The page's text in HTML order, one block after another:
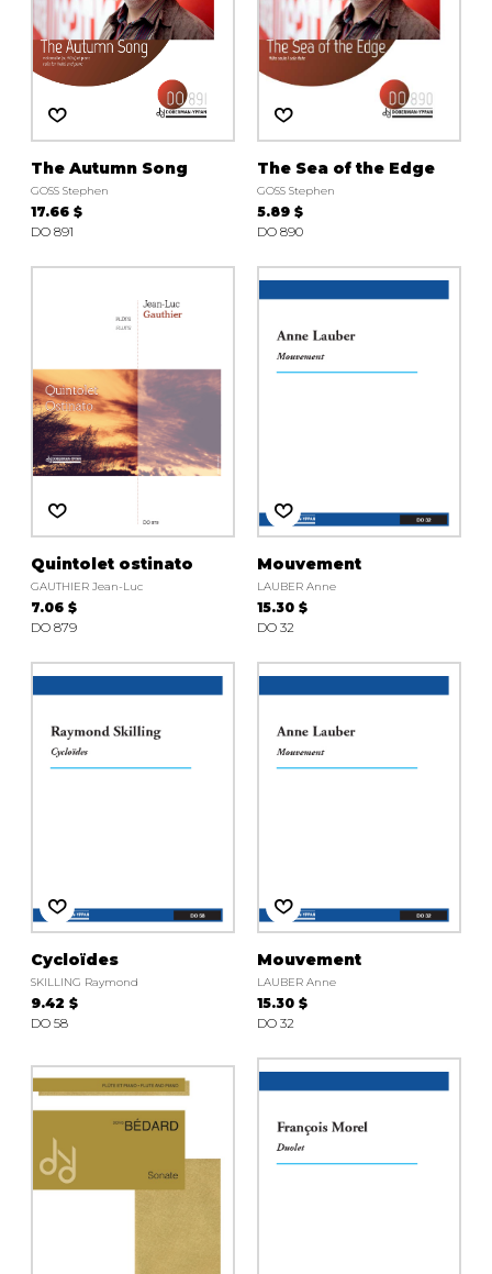
The Autumn Song
GOSS Stephen
17.66 $
DO 891
The Sea of the Edge
GOSS Stephen
5.89 $
DO 890
Quintolet ostinato
GAUTHIER Jean-Luc
7.06 $
DO 879
Mouvement
LAUBER Anne
15.30 $
DO 32
Cycloïdes
SKILLING Raymond
9.42 $
DO 58
Mouvement
LAUBER Anne
15.30 $
DO 32